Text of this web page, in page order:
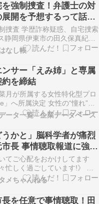
強制捜査！弁護士の対
開を予想するって話
捜査 学歴詐称疑惑、自宅捜索
静岡県伊東市の田久保真紀前
称疑惑を巡り、県警は14日、
の疑いで刑事告発された田久
...
なし帳
サー「えみ姉」と専属
を締結
月が所属する女性特化型プロ
へ所属決定 女性の“憧れ”を
ョンエージェンシー 株式会社
都新宿区、代表取締役社長：
総フォロワー数100万人超を誇
サー「えみ姉」と…
ータ一覧 - 企業データベース
うかと」脳科学者が痛烈
長 事情聴取報道に強気
”姿勢
てご心配をおかけしてます
忙しく過ごしています!》 続
紀 炎上批判 時事ニュース
メちゃんねる
を任意で事情聴取！田